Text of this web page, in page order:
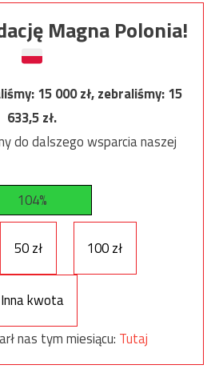
Magna Polonia!
15 000zł, zebraliśmy:15
633,5zł.
do dalszego wsparcia naszej
104%
50 zł 100 zł
Inna kwota
nas tym miesiącu: Tutaj